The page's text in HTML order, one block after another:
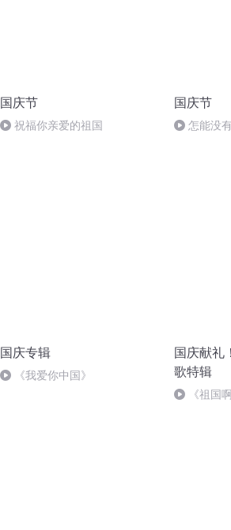
国庆节
祝福你亲爱的祖国
国庆节
怎能没
国庆专辑
《我爱你中国》
国庆献礼
歌特辑
《祖国